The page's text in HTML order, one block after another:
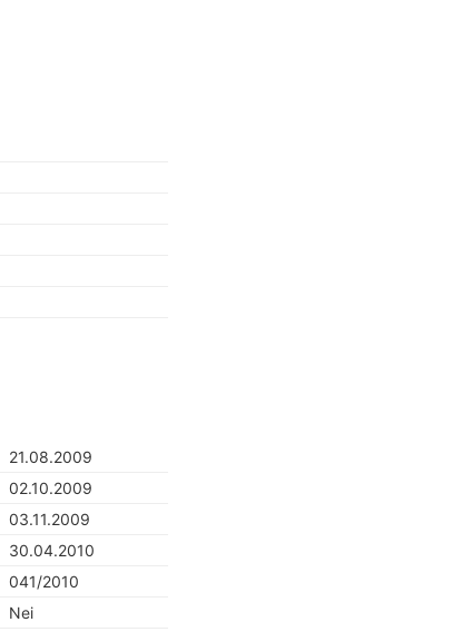
21.08.2009
02.10.2009
03.11.2009
30.04.2010
041/2010
Nei